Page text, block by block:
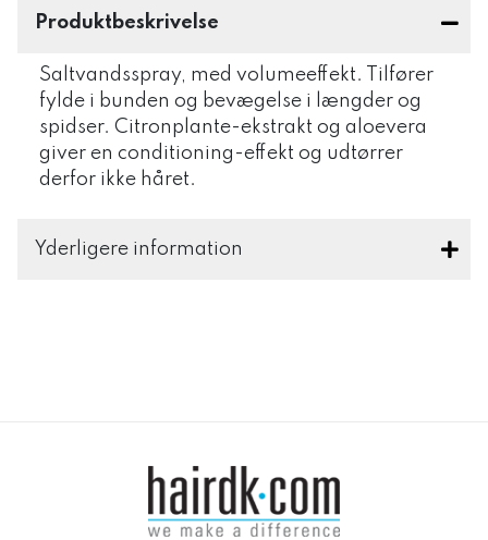
Produktbeskrivelse
Saltvandsspray, med volumeeffekt. Tilfører
fylde i bunden og bevægelse i længder og
spidser. Citronplante-ekstrakt og aloevera
giver en conditioning-effekt og udtørrer
derfor ikke håret.
Yderligere information